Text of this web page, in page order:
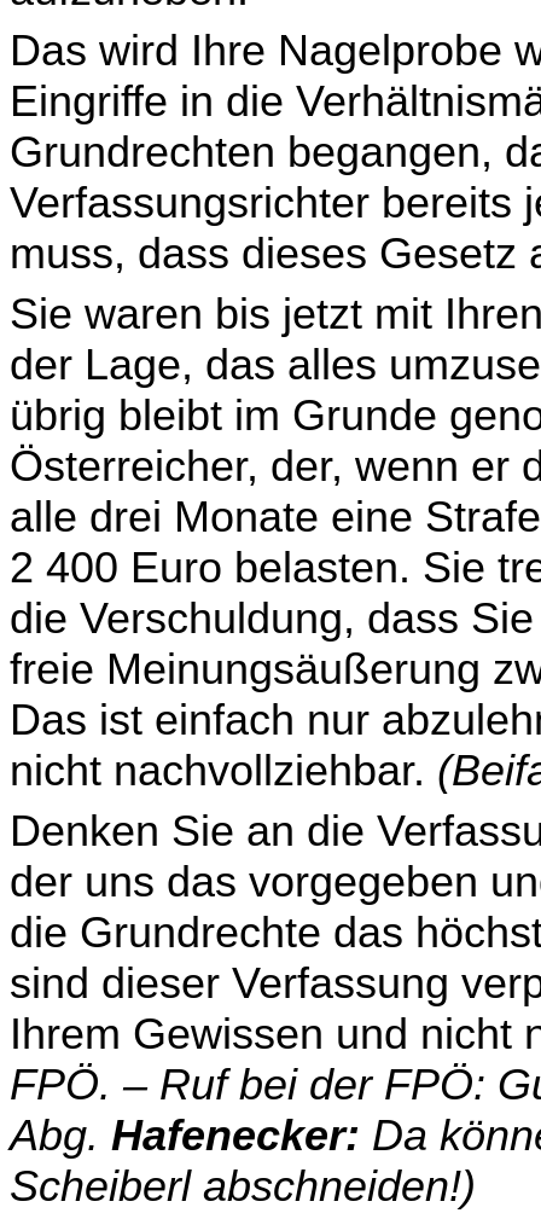
Das wird Ihre Nagelprobe
Eingriffe in die
Grundrechten begangen,
Verfassungsrichter bereits
muss, dass dieses Gesetz
Sie waren bis jetzt mit
der Lage, das alles
übrig bleibt im Grunde
Österreicher, der, wenn er
alle drei Monate eine
2 400 Euro belasten. Sie
die Verschuldung, dass
freie Meinungsäußerung
Das ist einfach nur
nicht nachvollziehbar.
Denken Sie an die
der uns das vorgegeben
die Grundrechte das
sind dieser Verfassung
Ihrem Gewissen und nicht
FPÖ. – Ruf bei der FPÖ:
Abg. Hafenecker: Da
Scheiberl abschneiden!)